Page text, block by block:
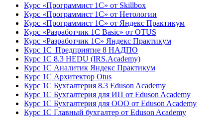
Курс «Программист 1С» от Skillbox
Курс «Программист 1С» от Нетологии
Курс «Программист 1С» от Яндекс Практикум
Курс «Разработчик 1С Basic» от OTUS
Курс «Разработчик 1С» Яндекс Практикум
Курс 1С Предприятие 8 НАДПО
Курс 1С 8.3 HEDU (IRS.Academy)
Курс 1С Аналитик Яндекс Практикум
Курс 1С Архитектор Otus
Курс 1С Бухгалтерия 8.3 Eduson Academy
Курс 1С Бухгалтерия для ИП от Eduson Academy
Курс 1С Бухгалтерия для ООО от Eduson Academy
Курс 1С Главный бухгалтер от Eduson Academy